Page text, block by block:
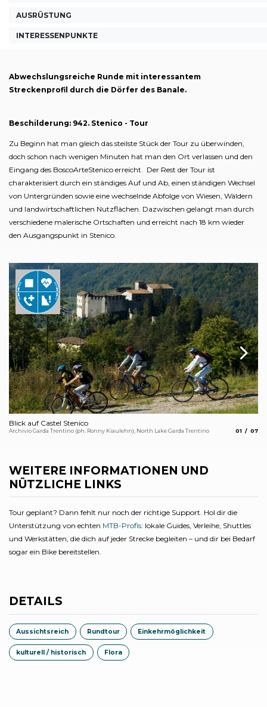
AUSRÜSTUNG
INTERESSENPUNKTE
Abwechslungsreiche Runde mit interessantem
Streckenprofil durch die Dörfer des Banale.
Beschilderung: 942. Stenico - Tour
Zu Beginn hat man gleich das steilste Stück der Tour zu überwinden,
doch schon nach wenigen Minuten hat man den Ort verlassen und den
Eingang des BoscoArteStenico erreicht. Der Rest der Tour ist
charakterisiert durch ein ständiges Auf und Ab, einen ständigen Wechsel
von Untergründen sowie eine wechselnde Abfolge von Wiesen, Wäldern
und landwirtschaftlichen Nutzflächen. Dazwischen gelangt man durch
verschiedene malerische Ortschaften und erreicht nach 18 km wieder
den Ausgangspunkt in Stenico.
Blick auf Castel Stenico
Archivio Garda Trentino (ph. Ronny Kiaulehn), North Lake Garda Trentino 01 07
WEITERE INFORMATIONEN UND
NÜTZLICHE LINKS
Tour geplant? Dann fehlt nur noch der richtige Support. Hol dir die
Unterstützung von echten MTB-Profis: lokale Guides, Verleihe, Shuttles
und Werkstätten, die dich auf jeder Strecke begleiten – und dir bei Bedarf
sogar ein Bike bereitstellen.
DETAILS
Aussichtsreich Rundtour Einkehrmöglichkeit
kulturell / historisch Flora